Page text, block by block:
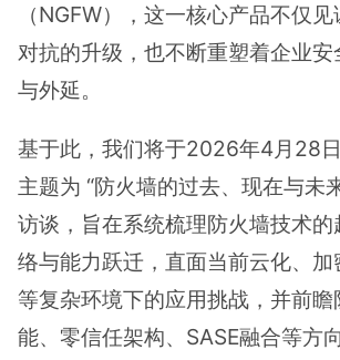
（NGFW），这一核心产品不仅
对抗的升级，也不断重塑着企业安
与外延。
基于此，我们将于2026年4月28
主题为 “防火墙的过去、现在与未
访谈，旨在系统梳理防火墙技术的
络与能力跃迁，直面当前云化、
等复杂环境下的应用挑战，并前
能、零信任架构、SASE融合等方